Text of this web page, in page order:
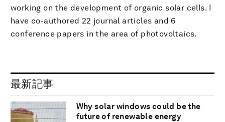
working on the development of organic solar cells. I
have co-authored 22 journal articles and 6
conference papers in the area of photovoltaics.
最新記事
Why solar windows could be the
future of renewable energy